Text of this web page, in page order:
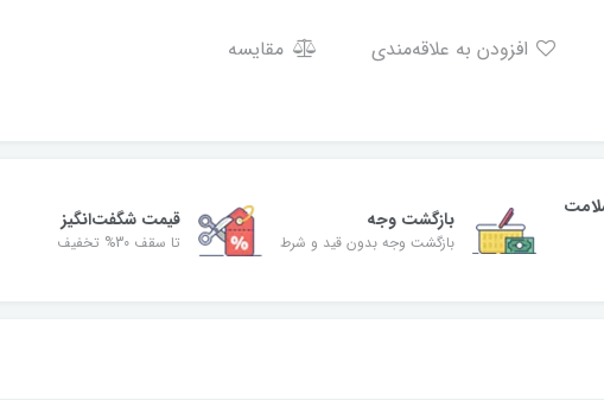
مقایسه
بازگشت وجه
بازگشت وجه بدون قید و شرط
قیمت شگفت‌انگیز
تا سقف 30% تخفیف